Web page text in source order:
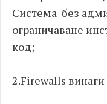
Система без
ограничаване
код;
2.Firewalls